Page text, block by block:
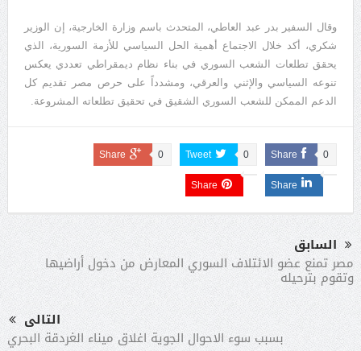
وقال السفير بدر عبد العاطي، المتحدث باسم وزارة الخارجية، إن الوزير
شكري، أكد خلال الاجتماع أهمية الحل السياسي للأزمة السورية، الذي
يحقق تطلعات الشعب السوري في بناء نظام ديمقراطي تعددي يعكس
تنوعه السياسي والإثني والعرقي، ومشدداً على حرص مصر تقديم كل
الدعم الممكن للشعب السوري الشقيق في تحقيق تطلعاته المشروعة.
Share 0
Tweet 0
Share 0
Share
Share
السابق
مصر تمنع عضو الائتلاف السوري المعارض من دخول أراضيها
وتقوم بترحيله
التالى
بسبب سوء الاحوال الجوية اغلاق ميناء الغردقة البحري